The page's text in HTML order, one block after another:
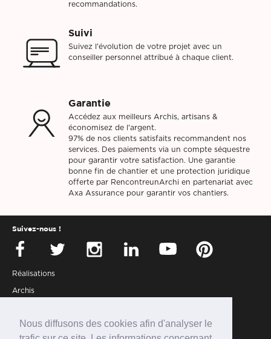
Nous diffusons des cookies afin d'analyser le
recommandations.
Suivi
Suivez l'évolution de votre projet avec un
conseiller personnel attribué à chaque client.
Garantie
Accédez aux meilleurs Archis, artisans &
économisez de l'argent.
97% de nos clients satisfaits recommandent nos
services. Des paiements via un compte séquestre
pour garantir votre satisfaction. Une garantie
bonne fin de chantier et une protection juridique
offerte par RencontreunArchi en partenariat avec
Axa Assurance pour garantir vos chantiers.
Réalisations
Archis
Partenaires
Suivez-nous !